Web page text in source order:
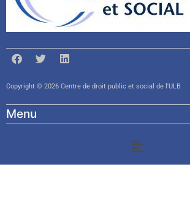
Copyright © 2026 Centre de droit public et social de l'ULB
Menu